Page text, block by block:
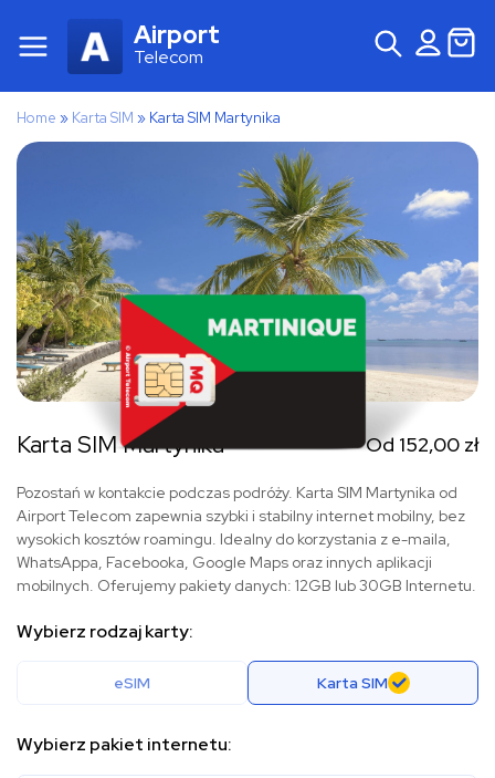
Airport
Telecom
Home » Karta SIM » Karta SIM Martynika
Karta SIM Martynika Od 152,00 zł
Pozostań w kontakcie podczas podróży. Karta SIM Martynika od
Airport Telecom zapewnia szybki i stabilny internet mobilny, bez
wysokich kosztów roamingu. Idealny do korzystania z e-maila,
WhatsAppa, Facebooka, Google Maps oraz innych aplikacji
mobilnych. Oferujemy pakiety danych: 12GB lub 30GB Internetu.
Wybierz rodzaj karty:
eSIM Karta SIM
Wybierz pakiet internetu: